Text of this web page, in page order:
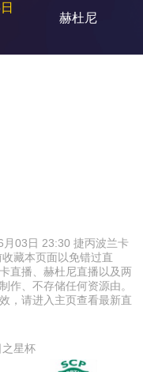
赫杜尼
月03日 23:30 捷丙波兰卡
藏本页面以免错过直
直播、赫杜尼直播以及两
作、不存储任何资源由。
，请进入主页查看最新直
之星杯